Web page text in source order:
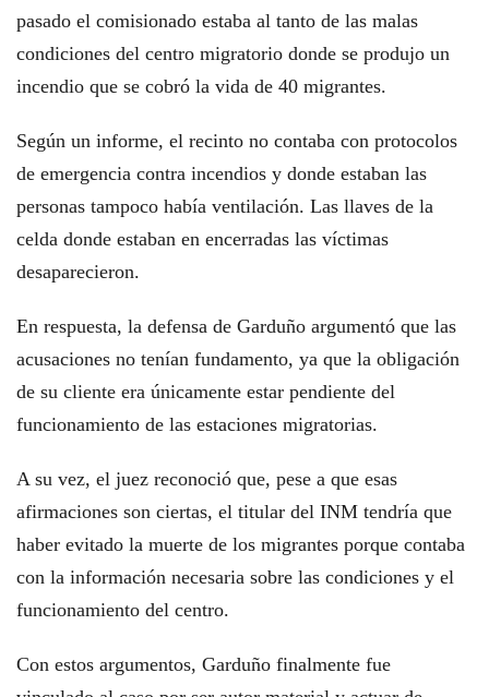
pasado el comisionado estaba al tanto de las malas
condiciones del centro migratorio donde se produjo un
incendio que se cobró la vida de 40 migrantes.
Según un informe, el recinto no contaba con protocolos
de emergencia contra incendios y donde estaban las
personas tampoco había ventilación. Las llaves de la
celda donde estaban en encerradas las víctimas
desaparecieron.
En respuesta, la defensa de Garduño argumentó que las
acusaciones no tenían fundamento, ya que la obligación
de su cliente era únicamente estar pendiente del
funcionamiento de las estaciones migratorias.
A su vez, el juez reconoció que, pese a que esas
afirmaciones son ciertas, el titular del INM tendría que
haber evitado la muerte de los migrantes porque contaba
con la información necesaria sobre las condiciones y el
funcionamiento del centro.
Con estos argumentos, Garduño finalmente fue